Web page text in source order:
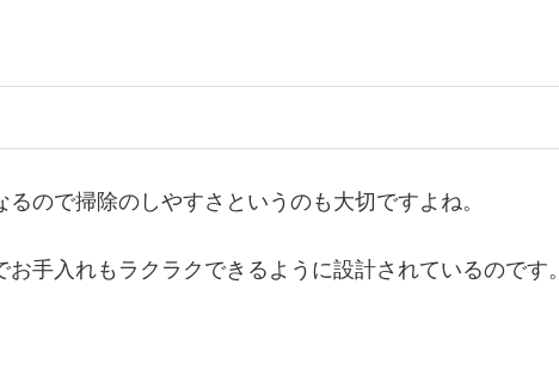
ので掃除のしやすさというのも大切ですよね。
手入れもラクラクできるように設計されているのです。